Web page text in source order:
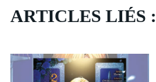
ARTICLES LIÉS :